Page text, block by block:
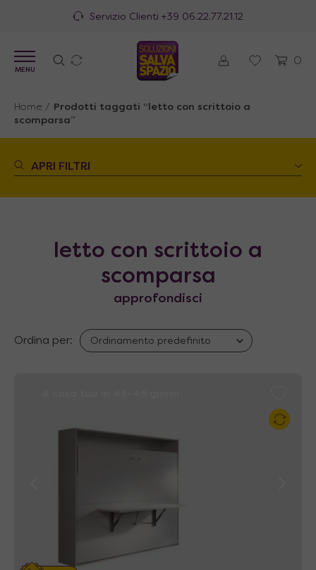
Servizio Clienti +39 06.22.77.21.12
0
MENU
Home /
Prodotti taggati “letto con scrittoio a
scomparsa”
APRI FILTRI
letto con scrittoio a
scomparsa
approfondisci
Ordina per: